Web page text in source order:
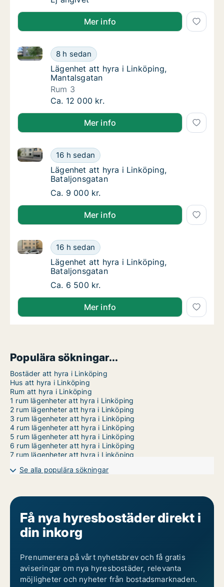
Mer info
Lägenhet att hyra i Linköping, Mantalsgatan
8 h sedan
Lägenhet att hyra i Linköping, Mantalsgatan
Lägenhet att hyra i Linköping, Mantalsgatan
Lägenhet att hyra i Linköping,
Mantalsgatan
Rum 3
Lägenhet att hyra i Linköping, Mantalsgatan
Ca. 12 000 kr.
Mer info
Lägenhet att hyra i Linköping,
16 h sedan
Lägenhet att hyra i Linköping, Bataljonsgatan
Lägenhet att hyra i Linköping,
Lägenhet att hyra i Linköping,
Bataljonsgatan
Lägenhet att hyra i Linköping,
Ca. 9 000 kr.
Mer info
Lägenhet att hyra i Linköping,
16 h sedan
Lägenhet att hyra i Linköping, Bataljonsgatan
Lägenhet att hyra i Linköping,
Lägenhet att hyra i Linköping,
Bataljonsgatan
Lägenhet att hyra i Linköping,
Ca. 6 500 kr.
Mer info
Populära sökningar...
Bostäder att hyra i Linköping
Hus att hyra i Linköping
Rum att hyra i Linköping
1 rum lägenheter att hyra i Linköping
2 rum lägenheter att hyra i Linköping
3 rum lägenheter att hyra i Linköping
4 rum lägenheter att hyra i Linköping
5 rum lägenheter att hyra i Linköping
6 rum lägenheter att hyra i Linköping
7 rum lägenheter att hyra i Linköping
Se alla populära sökningar
Få nya hyresbostäder direkt i
din inkorg
Prenumerera på vårt nyhetsbrev och få gratis
aviseringar om nya hyresbostäder, relevanta
möjligheter och nyheter från bostadsmarknaden.